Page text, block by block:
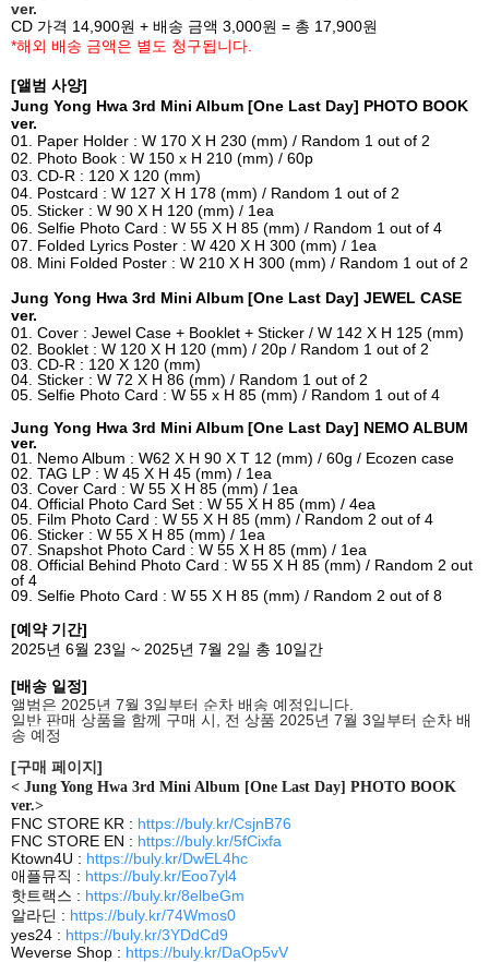
ver.
CD 가격 14,900원 + 배송 금액 3,000원 = 총 17,900원
*해외 배송 금액은 별도 청구됩니다
[앨범 사양]
Jung Yong Hwa 3rd Mini Album [One Last Day] PHOTO BOOK
ver.
01. Paper Holder : W 170 X H 230 (mm) / Random 1 out of 2
02. Photo Book : W 150 x H 210 (mm) / 60p
03. CD-R : 120 X 120 (mm)
04. Postcard : W 127 X H 178 (mm) / Random 1 out of 2
05. Sticker : W 90 X H 120 (mm) / 1ea
06. Selfie Photo Card : W 55 X H 85 (mm) / Random 1 out of 4
07. Folded Lyrics Poster : W 420 X H 300 (mm) / 1ea
08. Mini Folded Poster : W 210 X H 300 (mm) / Random 1 out of 2
Jung Yong Hwa 3rd Mini Album [One Last Day] JEWEL CASE
ver.
01. Cover : Jewel Case + Booklet + Sticker / W 142 X H 125 (mm)
02. Booklet : W 120 X H 120 (mm) / 20p / Random 1 out of 2
03. CD-R : 120 X 120 (mm)
04. Sticker : W 72 X H 86 (mm) / Random 1 out of 2
05. Selfie Photo Card : W 55 x H 85 (mm) / Random 1 out of 4
Jung Yong Hwa 3rd Mini Album [One Last Day] NEMO ALBUM
ver.
01. Nemo Album : W62 X H 90 X T 12 (mm) / 60g / Ecozen case
02. TAG LP : W 45 X H 45 (mm) / 1ea
03. Cover Card : W 55 X H 85 (mm) / 1ea
04. Official Photo Card Set : W 55 X H 85 (mm) / 4ea
05. Film Photo Card : W 55 X H 85 (mm) / Random 2 out of 4
06. Sticker : W 55 X H 85 (mm) / 1ea
07. Snapshot Photo Card : W 55 X H 85 (mm) / 1ea
08. Official Behind Photo Card : W 55 X H 85 (mm) / Random 2 out
of 4
09. Selfie Photo Card : W 55 X H 85 (mm) / Random 2 out of 8
[예약 기간]
2025년 6월 23일 ~ 2025년 7월 2일 총 10일간
[배송 일정]
앨범은 2025년 7월 3일부터 순차 배송 예정입니다
일반 판매 상품을 함께 구매 시
전 상품 2025년 7월 3일부터 순차 배
송 예정
[구매 페이지 ]
< Jung Yong Hwa 3rd Mini Album [One Last Day] PHOTO BOOK
ver.>
FNC STORE KR : https://buly.kr/CsjnB76
FNC STORE EN : https://buly.kr/5fCixfa
Ktown4U : https://buly.kr/DwEL4hc
애플뮤직 : https://buly.kr/Eoo7yl4
핫트랙스 : https://buly.kr/8elbeGm
알라딘 : https://buly.kr/74Wmos0
yes24 : https://buly.kr/3YDdCd9
Weverse Shop : https://buly.kr/DaOp5vV